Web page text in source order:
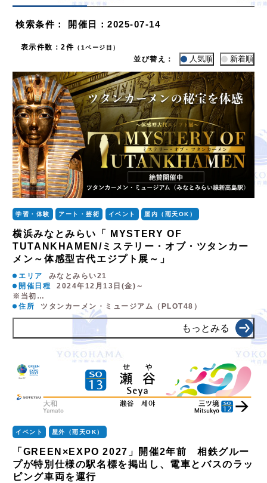
検索条件 ： 開催日：2025-07-14
表示件数 ：2件 （1ページ目）
並び替え： 人気順 新着順
学習・体験 アート・芸術 イベント 屋内（雨天OK）
横浜みなとみらい「 MYSTERY OF
TUTANKHAMEN/ミステリー・オブ・ツタンカー
メン～体感型古代エジプト展～」
エリア
みなとみらい21
開催日程
2024年12月13日(金)～
※当初…
住所
ツタンカーメン・ミュージアム（PLOT48）
もっとみる
イベント 屋外（雨天OK）
「GREEN×EXPO 2027」開催2年前 相鉄グルー
プが特別仕様の駅名標を掲出し、電車とバスのラッ
ピング車両を運行